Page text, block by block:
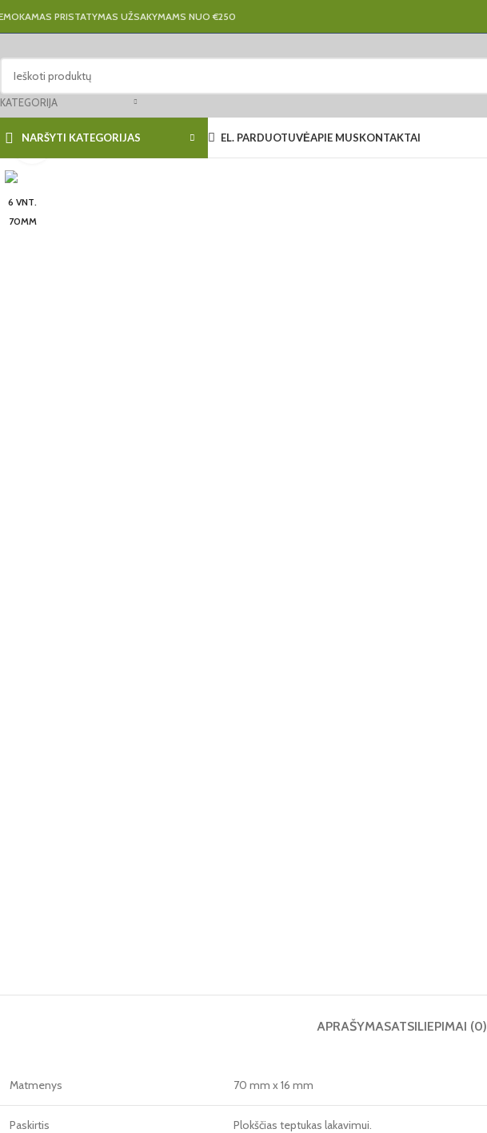
PRISTATYMAS UŽSAKYMAMS NUO €250
KATEGORIJA
NARŠYTI KATEGORIJAS EL. PARDUOTUVĖAPIE MUSKONTAKTAI
6 VNT.
70MM
Click to enlarge
APRAŠYMASATSILIEPIMAI (0)
Matmenys 70 mm x 16 mm
Paskirtis Plokščias teptukas lakavimui.